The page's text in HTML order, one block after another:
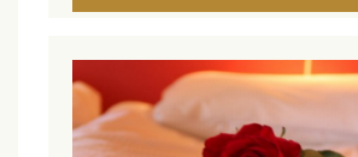
anläggningen.